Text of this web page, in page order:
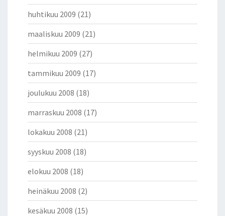
huhtikuu 2009 (21)
maaliskuu 2009 (21)
helmikuu 2009 (27)
tammikuu 2009 (17)
joulukuu 2008 (18)
marraskuu 2008 (17)
lokakuu 2008 (21)
syyskuu 2008 (18)
elokuu 2008 (18)
heinäkuu 2008 (2)
kesäkuu 2008 (15)